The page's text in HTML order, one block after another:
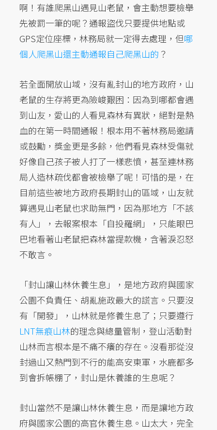
啊！有誰爬黑山遇見山老鼠，會主動想要檢舉
先被罰一筆的呢？通報盜伐只要提供地點或
GPS定位座標，林務局就一定得去處理，但哪
個人爬黑山還主動通報自己爬黑山的 ？
若全面開放山域，沒有亂封山的地方政府，山
老鼠的生存將更為險峻艱困：因為到哪都會遇
到山友，愛山的人看見森林有異狀，絕對是熱
血的在第一時間通報！根本用不著林務局邀請
或鼓勵，獎金更是多餘，他們看見森林受傷就
好像自己孩子被人打了一樣悲憤，甚至連林務
局人造林疏伐都會被檢舉了呢！可惜的是，在
目前這些被地方政府長期封山的區域，山友就
算遇見山老鼠也求助無門，因為那地方「不該
有人」，去報案根本「自投羅網」，只能眼巴
巴地看著山老鼠把森林當提款機，含著淚忍怒
不敢言。
「封山讓山林休養生息」，是地方政府與國家
公園不負責任、胡亂施政最大的謊言。只要沒
有「開發」，山林就是修養生息了；只要遵行
LNT無痕山林的理念與總量管制，登山活動對
山林而言根本是不痛不癢的存在。沒看那從沒
封過山又熱門到不行的能高安東軍，水鹿都多
到會拆帳棚了，封山是休養誰的生息呢？
封山當然不是讓山林休養生息，而是讓地方政
府與國家公園的高官休養生息。山太大，完全